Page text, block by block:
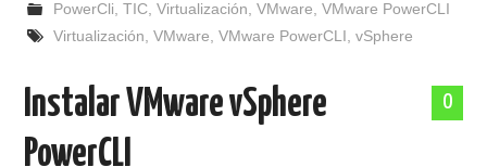
PowerCli TIC, Virtualización VMware VMware PowerCLI
Virtualización VMware VMware PowerCLI vSphere
0
Instalar VMware vSphere
PowerCLI